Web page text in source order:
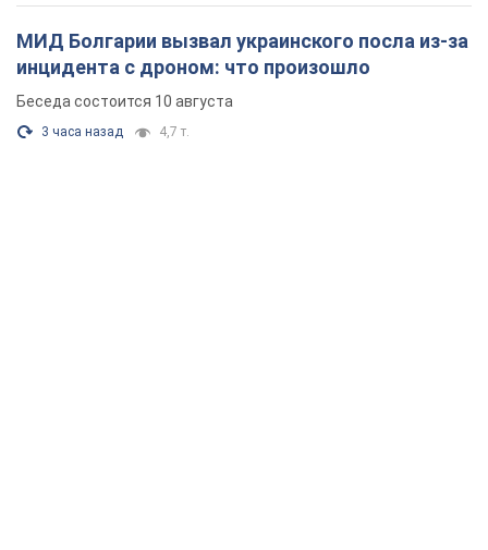
МИД Болгарии вызвал украинского посла из-за
инцидента с дроном: что произошло
Беседа состоится 10 августа
3 часа назад 4,7 т.